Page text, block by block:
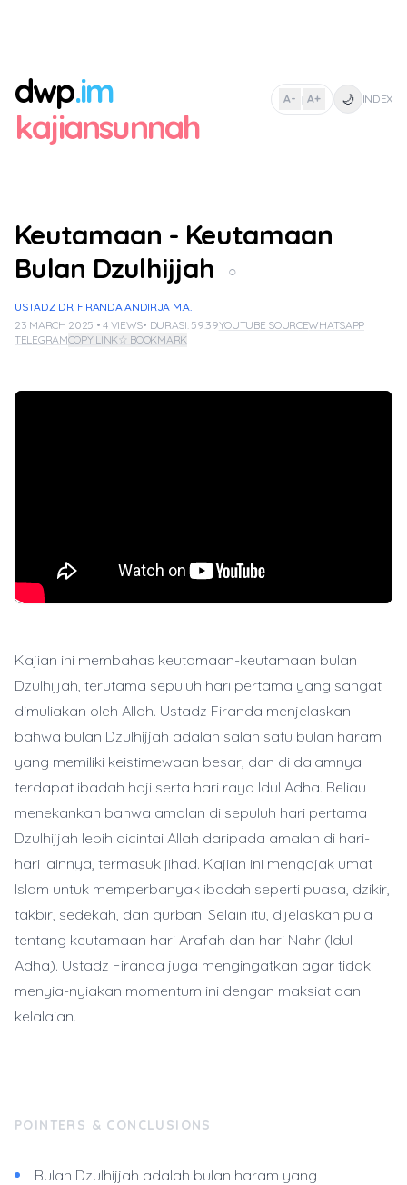
dwp.im
kajiansunnah
A- | A+ 🌙 INDEX
Keutamaan - Keutamaan
Bulan Dzulhijjah
○
USTADZ DR. FIRANDA ANDIRJA M.A.
23 MARCH 2025 • 4 VIEWS• DURASI: 59:39YOUTUBE SOURCEWHATSAPP
TELEGRAMCOPY LINK☆ BOOKMARK
Kajian ini membahas keutamaan-keutamaan bulan
Dzulhijjah, terutama sepuluh hari pertama yang sangat
dimuliakan oleh Allah. Ustadz Firanda menjelaskan
bahwa bulan Dzulhijjah adalah salah satu bulan haram
yang memiliki keistimewaan besar, dan di dalamnya
terdapat ibadah haji serta hari raya Idul Adha. Beliau
menekankan bahwa amalan di sepuluh hari pertama
Dzulhijjah lebih dicintai Allah daripada amalan di hari-
hari lainnya, termasuk jihad. Kajian ini mengajak umat
Islam untuk memperbanyak ibadah seperti puasa, dzikir,
takbir, sedekah, dan qurban. Selain itu, dijelaskan pula
tentang keutamaan hari Arafah dan hari Nahr (Idul
Adha). Ustadz Firanda juga mengingatkan agar tidak
menyia-nyiakan momentum ini dengan maksiat dan
kelalaian.
POINTERS & CONCLUSIONS
Bulan Dzulhijjah adalah bulan haram yang